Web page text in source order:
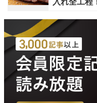
入れ全工程